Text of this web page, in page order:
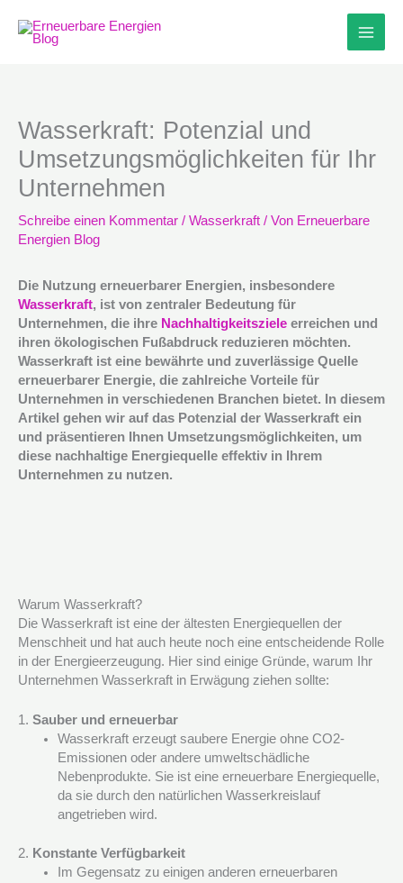
Inhalt
springen
Wasserkraft: Potenzial und
Umsetzungsmöglichkeiten für Ihr
Unternehmen
Schreibe einen Kommentar / Wasserkraft / Von Erneuerbare
Energien Blog
Die Nutzung erneuerbarer Energien, insbesondere
Wasserkraft, ist von zentraler Bedeutung für
Unternehmen, die ihre Nachhaltigkeitsziele erreichen und
ihren ökologischen Fußabdruck reduzieren möchten.
Wasserkraft ist eine bewährte und zuverlässige Quelle
erneuerbarer Energie, die zahlreiche Vorteile für
Unternehmen in verschiedenen Branchen bietet. In diesem
Artikel gehen wir auf das Potenzial der Wasserkraft ein
und präsentieren Ihnen Umsetzungsmöglichkeiten, um
diese nachhaltige Energiequelle effektiv in Ihrem
Unternehmen zu nutzen.
Warum Wasserkraft?
Die Wasserkraft ist eine der ältesten Energiequellen der
Menschheit und hat auch heute noch eine entscheidende Rolle
in der Energieerzeugung. Hier sind einige Gründe, warum Ihr
Unternehmen Wasserkraft in Erwägung ziehen sollte:
1. Sauber und erneuerbar
Wasserkraft erzeugt saubere Energie ohne CO2-
Emissionen oder andere umweltschädliche
Nebenprodukte. Sie ist eine erneuerbare Energiequelle,
da sie durch den natürlichen Wasserkreislauf
angetrieben wird.
2. Konstante Verfügbarkeit
Im Gegensatz zu einigen anderen erneuerbaren